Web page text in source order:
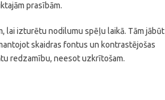
prasībām.
lai izturētu nodilumu spēļu laikā. Tām jābūt
skaidras fontus un kontrastējošas
redzamību, neesot uzkrītošam.